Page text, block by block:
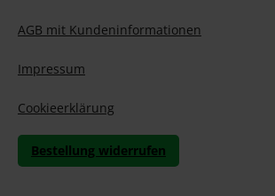
AGB mit Kundeninformationen
Impressum
Cookieerklärung
Bestellung widerrufen